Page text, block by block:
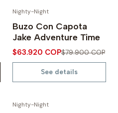
Out of Stock
Nighty-Night
Buzo Con Capota
Jake Adventure Time
$63.920 COP$79.900 COP
See details
Nighty-Night